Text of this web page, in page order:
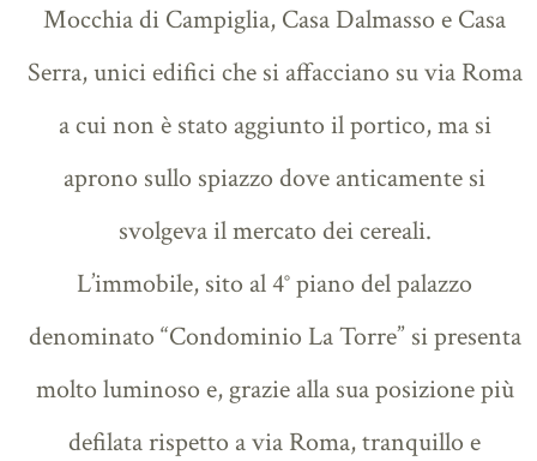
Mocchia di Campiglia, Casa Dalmasso e Casa
Serra, unici edifici che si affacciano su via Roma
a cui non è stato aggiunto il portico, ma si
aprono sullo spiazzo dove anticamente si
svolgeva il mercato dei cereali.
L’immobile, sito al 4° piano del palazzo
denominato “Condominio La Torre” si presenta
molto luminoso e, grazie alla sua posizione più
defilata rispetto a via Roma, tranquillo e